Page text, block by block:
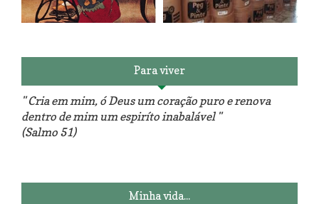
Reforma do sofá, agora é em
patchwork!
The Red Velvet !!! O Perfeito
Para viver
" Cria em mim, ó Deus um coração puro e renova
dentro de mim um espiríto inabalável "
(Salmo 51)
Minha vida...